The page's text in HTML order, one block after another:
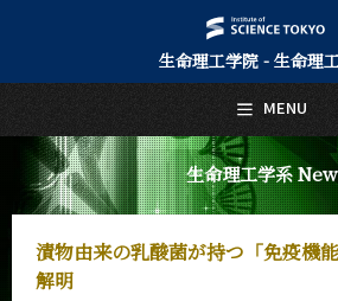
生命理工学院 - 生命理
生命理工学系
漬物由来の乳酸菌が持つ「免疫機
解明
MENU
日本語
トップページ
Top Page
生命理工学系について
About Us
教育
Education